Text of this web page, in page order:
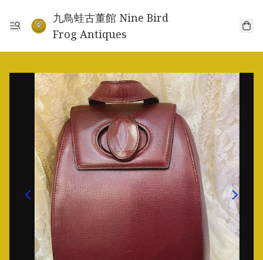
九鳥蛙古董館 Nine Bird
Frog Antiques